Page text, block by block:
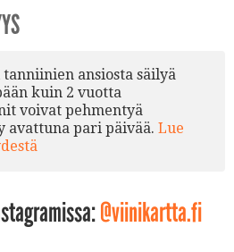
ansiosta säilyä
kuin 2 vuotta
voivat pehmentyä
avattuna pari päivää. Lue
@viinikartta.fi